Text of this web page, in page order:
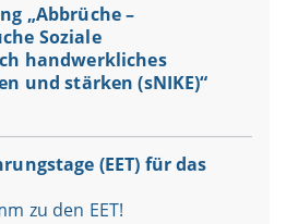
„Abbrüche –
Soziale
handwerkliches
und stärken (sNIKE)“
(EET) für das
zu den EET!